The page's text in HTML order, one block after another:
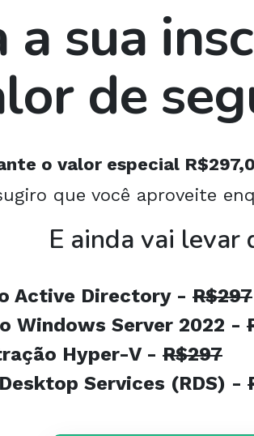
a sua
de
o valor especial
que você aproveite
E ainda vai levar
Active Directory - R$297
Windows Server 2022 -
Hyper-V - R$297
Services (RDS) -